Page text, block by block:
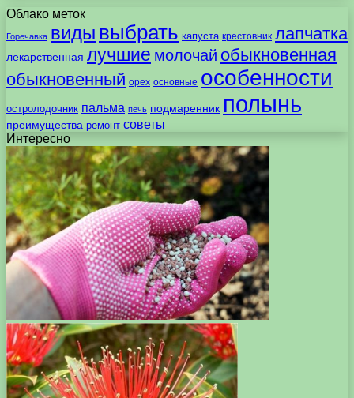
Облако меток
Горечавка виды выбрать капуста крестовник лапчатка
лекарственная лучшие молочай обыкновенная
обыкновенный орех основные особенности
остролодочник пальма печь подмаренник полынь
преимущества ремонт советы
Интересно